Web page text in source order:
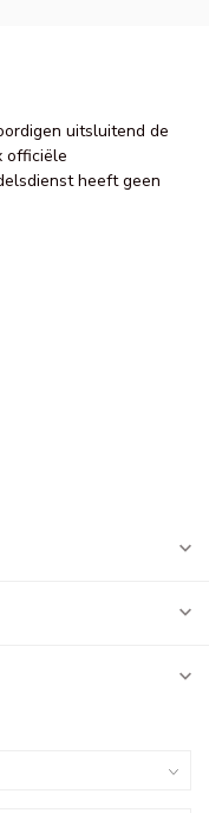
uitsluitend de
officiële
heeft geen